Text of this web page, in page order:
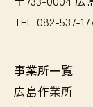
TEL 082-537-
事業所一覧
広島作業所